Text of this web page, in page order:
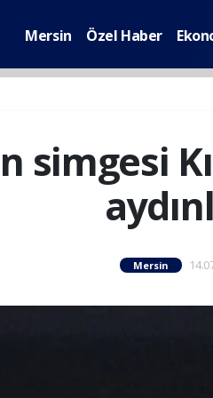
Mersin Özel Haber
simgesi
Mersin